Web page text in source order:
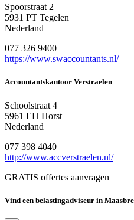
Spoorstraat 2
5931 PT Tegelen
Nederland
077 326 9400
https://www.swaccountants.nl/
Accountantskantoor Verstraelen
Schoolstraat 4
5961 EH Horst
Nederland
077 398 4040
http://www.accverstraelen.nl/
GRATIS offertes aanvragen
Vind een belastingadviseur in